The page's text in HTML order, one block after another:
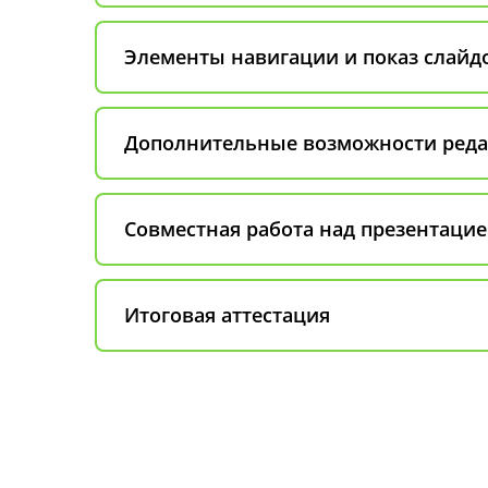
Элементы навигации и показ
Дополнительные возможности
Совместная работа над
Итоговая аттестация